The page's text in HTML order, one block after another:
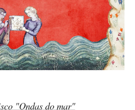
"Ondas do mar"